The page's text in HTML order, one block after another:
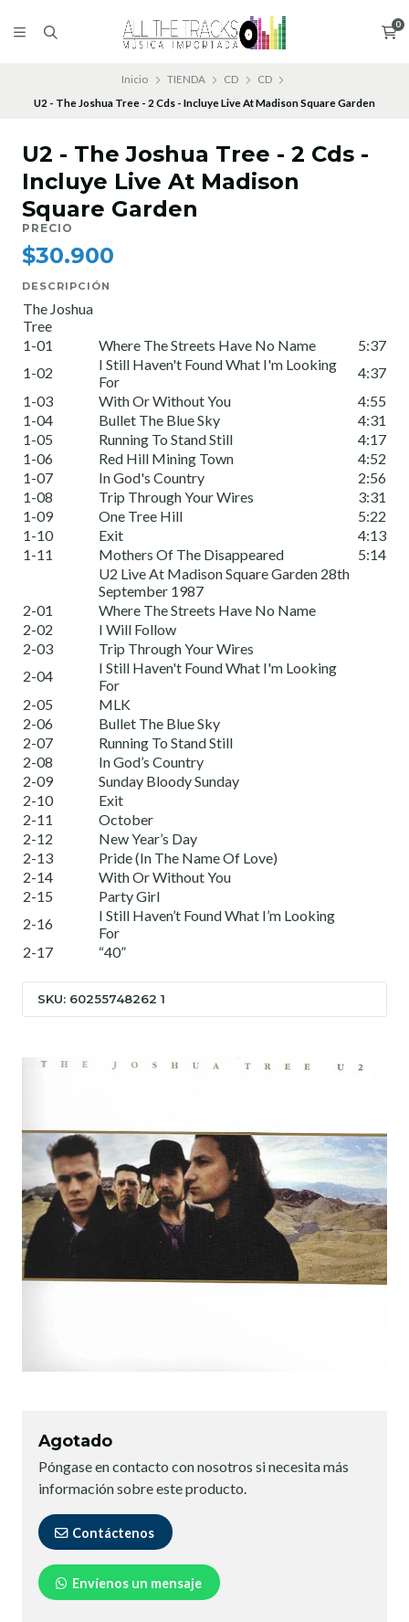
0
Inicio TIENDA CD
CD
U2 - The Joshua Tree - 2 Cds - Incluye Live At Madison Square Garden
U2 - The Joshua Tree - 2 Cds -
Incluye Live At Madison
Square Garden
PRECIO
$30.900
DESCRIPCIÓN
The Joshua
Tree
1-01
Where The Streets Have No Name
5:37
1-02
I Still Haven't Found What I'm Looking
For
4:37
1-03
With Or Without You
4:55
1-04
Bullet The Blue Sky
4:31
1-05
Running To Stand Still
4:17
1-06
Red Hill Mining Town
4:52
1-07
In God's Country
2:56
1-08
Trip Through Your Wires
3:31
1-09
One Tree Hill
5:22
1-10
Exit
4:13
1-11
Mothers Of The Disappeared
5:14
U2 Live At Madison Square Garden 28th
September 1987
2-01
Where The Streets Have No Name
2-02
I Will Follow
2-03
Trip Through Your Wires
2-04
I Still Haven't Found What I'm Looking
For
2-05
MLK
2-06
Bullet The Blue Sky
2-07
Running To Stand Still
2-08
In God’s Country
2-09
Sunday Bloody Sunday
2-10
Exit
2-11
October
2-12
New Year’s Day
2-13
Pride (In The Name Of Love)
2-14
With Or Without You
2-15
Party Girl
2-16
I Still Haven’t Found What I’m Looking
For
2-17
“40”
SKU: 60255748262 1
Agotado
Póngase en contacto con nosotros si necesita más
información sobre este producto.
Contáctenos
Envíenos un mensaje